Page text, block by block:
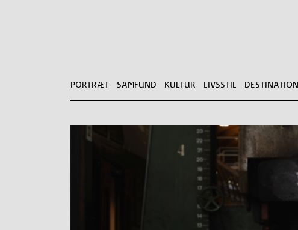
PORTRÆT SAMFUND KULTUR LIVSSTIL DESTINATION